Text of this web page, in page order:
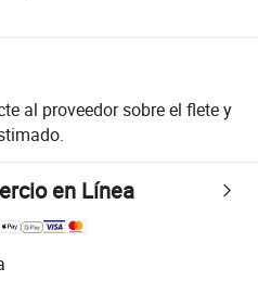
al proveedor sobre el flete y
en Línea